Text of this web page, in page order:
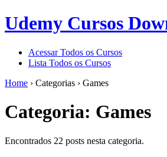
Udemy Cursos
Acessar Todos os Cursos
Lista Todos os Cursos
Home › Categorias › Games
Categoria: Games
Encontrados 22 posts nesta categoria.